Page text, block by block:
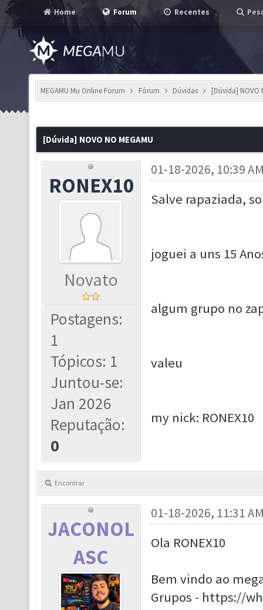
Home Forum Recentes
MEGAMU Mu Online Forum Fórum Dúvidas [Dúvida] NOVO
[Dúvida] NOVO NO MEGAMU
RONEX10
Novato
Postagens:
1
Tópicos: 1
Juntou-se:
Jan 2026
Reputação:
0
01-18-2026, 10:39
Salve rapaziada,
joguei a uns 15
algum grupo no
valeu
my nick: RONEX10
Encontrar
JACONOL
ASC
01-18-2026, 11:31
Ola RONEX10
Bem vindo ao
Grupos - https://